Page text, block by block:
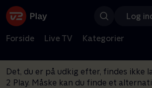
Log
Forside Live TV Kategorier
Det, du er på udkig efter, findes ikke
2 Play. Måske kan du finde et